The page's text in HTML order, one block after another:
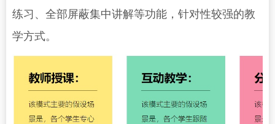
练习、全部屏蔽集中讲解等功能，针对性较强的教
学方式。